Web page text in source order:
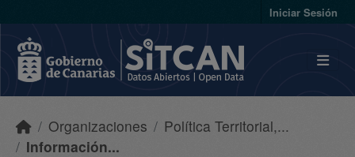
Iniciar Sesión
Organizaciones
Política Territorial,...
Información...